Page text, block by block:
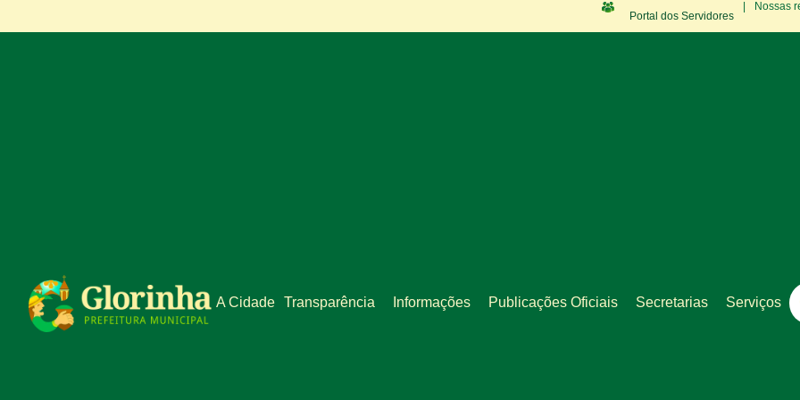
Portal dos Servidores
Nossas
A Cidade Transparência Informações Publicações Oficiais Secretarias Serviços